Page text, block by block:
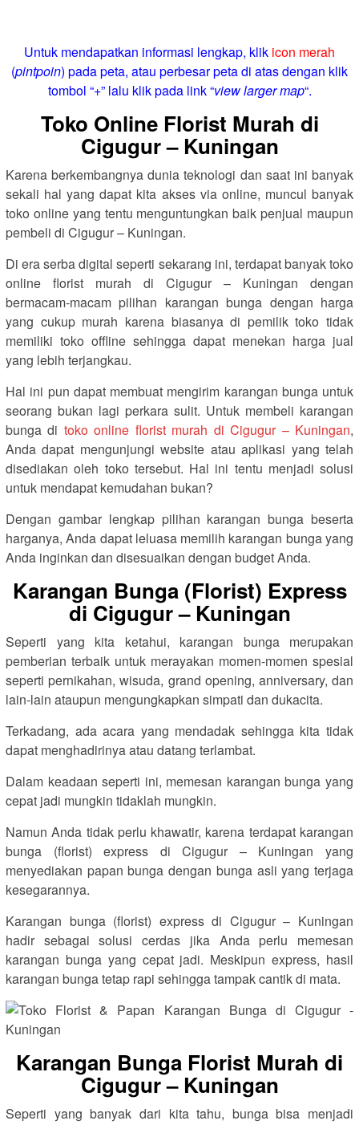
Untuk mendapatkan informasi lengkap, klik icon merah
(pintpoin) pada peta, atau perbesar peta di atas dengan klik
tombol “+” lalu klik pada link “view larger map“.
Toko Online Florist Murah di
Cigugur – Kuningan
Karena berkembangnya dunia teknologi dan saat ini banyak
sekali hal yang dapat kita akses via online, muncul banyak
toko online yang tentu menguntungkan baik penjual maupun
pembeli di Cigugur – Kuningan.
Di era serba digital seperti sekarang ini, terdapat banyak toko
online florist murah di Cigugur – Kuningan dengan
bermacam-macam pilihan karangan bunga dengan harga
yang cukup murah karena biasanya di pemilik toko tidak
memiliki toko offline sehingga dapat menekan harga jual
yang lebih terjangkau.
Hal ini pun dapat membuat mengirim karangan bunga untuk
seorang bukan lagi perkara sulit. Untuk membeli karangan
bunga di toko online florist murah di Cigugur – Kuningan,
Anda dapat mengunjungi website atau aplikasi yang telah
disediakan oleh toko tersebut. Hal ini tentu menjadi solusi
untuk mendapat kemudahan bukan?
Dengan gambar lengkap pilihan karangan bunga beserta
harganya, Anda dapat leluasa memilih karangan bunga yang
Anda inginkan dan disesuaikan dengan budget Anda.
Karangan Bunga (Florist) Express
di Cigugur – Kuningan
Seperti yang kita ketahui, karangan bunga merupakan
pemberian terbaik untuk merayakan momen-momen spesial
seperti pernikahan, wisuda, grand opening, anniversary, dan
lain-lain ataupun mengungkapkan simpati dan dukacita.
Terkadang, ada acara yang mendadak sehingga kita tidak
dapat menghadirinya atau datang terlambat.
Dalam keadaan seperti ini, memesan karangan bunga yang
cepat jadi mungkin tidaklah mungkin.
Namun Anda tidak perlu khawatir, karena terdapat karangan
bunga (florist) express di Cigugur – Kuningan yang
menyediakan papan bunga dengan bunga asli yang terjaga
kesegarannya.
Karangan bunga (florist) express di Cigugur – Kuningan
hadir sebagai solusi cerdas jika Anda perlu memesan
karangan bunga yang cepat jadi. Meskipun express, hasil
karangan bunga tetap rapi sehingga tampak cantik di mata.
Karangan Bunga Florist Murah di
Cigugur – Kuningan
Seperti yang banyak dari kita tahu, bunga bisa menjadi